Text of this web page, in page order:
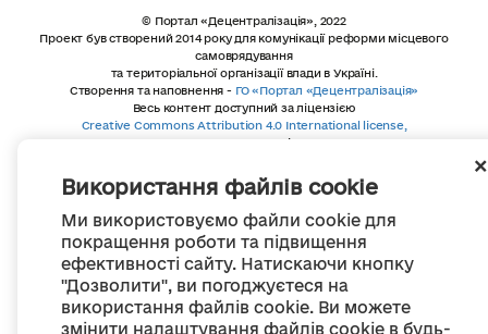
Використання файлів cookie
Ми використовуємо файли cookie для
покращення роботи та підвищення
ефективності сайту. Натискаючи кнопку
"Дозволити", ви погоджуєтеся на
використання файлів cookie. Ви можете
змінити налаштування файлів cookie в будь-
© Портал «Децентралізація», 2022
Проект був створений 2014 року для комунікації реформи місцевого
самоврядування
та територіальної організації влади в Україні.
Створення та наповнення - ГО «Портал «Децентралізація»
Весь контент доступний за ліцензією
Creative Commons Attribution 4.0 International license,
якщо не зазначено інше